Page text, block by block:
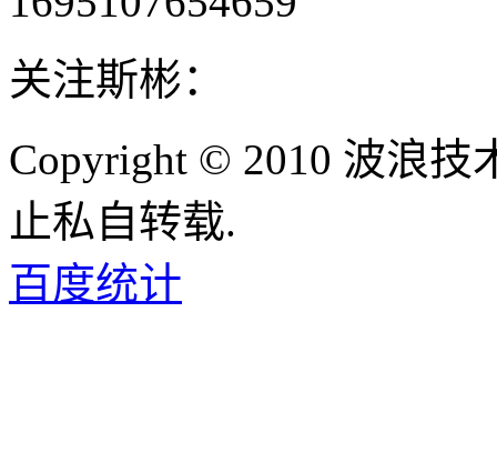
关注斯彬：
Copyright © 2010 波浪技
止私自转载.
百度统计